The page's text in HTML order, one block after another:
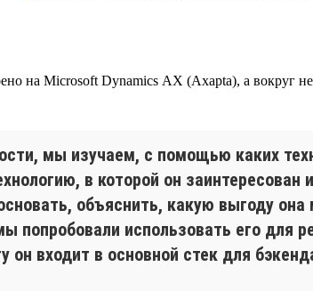
на Microsoft Dynamics AX (Axapta), а вокруг
мы изучаем, с помощью каких
в которой он заинтересован
объяснить, какую выгоду она
попробовали использовать его для
входит в основной стек для